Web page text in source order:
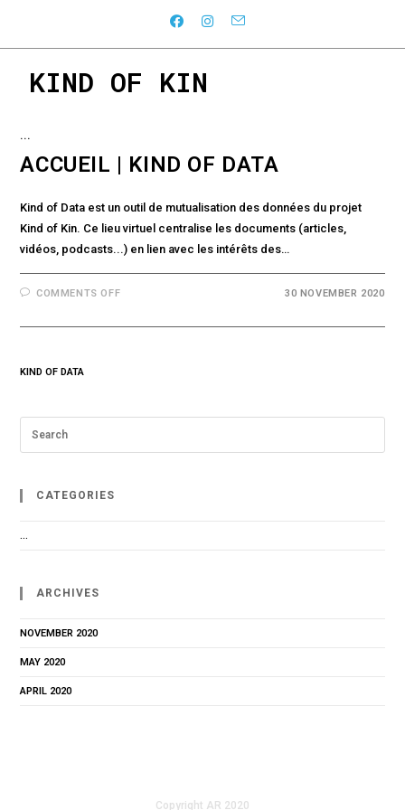
KIND OF KIN
...
ACCUEIL | KIND OF DATA
Kind of Data est un outil de mutualisation des données du projet
Kind of Kin. Ce lieu virtuel centralise les documents (articles,
vidéos, podcasts...) en lien avec les intérêts des…
COMMENTS OFFON
KIND
30 NOVEMBER 2020
KIND OF DATA
SEARCH
THIS
CATEGORIES
…
ARCHIVES
NOVEMBER 2020
MAY 2020
APRIL 2020
Copyright AR 2020